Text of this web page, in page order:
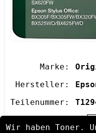
Marke:
Hersteller:
Teilenummer:
Wir haben Toner.